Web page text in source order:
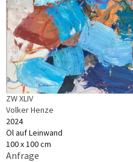
ZW XLIV
Volker Henze
2024
Öl auf Leinwand
100 x 100 cm
Anfrage